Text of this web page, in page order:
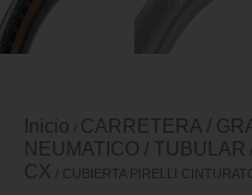
Inicio CARRETERA /
NEUMATICO / TUBULAR
CX
/ CUBIERTA PIRELLI